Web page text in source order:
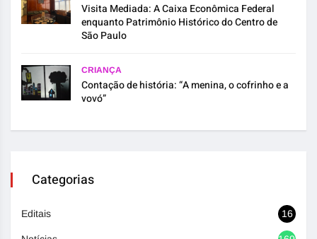
Visita Mediada: A Caixa Econômica Federal
enquanto Patrimônio Histórico do Centro de
São Paulo
CRIANÇA
Contação de história: “A menina, o cofrinho e a
vovó”
Categorias
Editais 16